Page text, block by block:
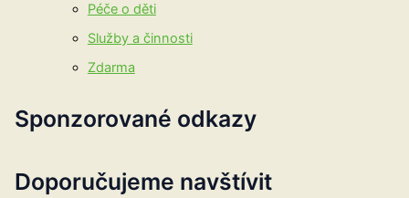
Péče o děti
Služby a činnosti
Zdarma
Sponzorované odkazy
Doporučujeme navštívit